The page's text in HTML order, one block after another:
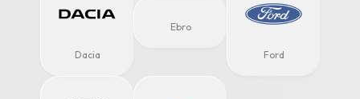
Dacia
Ebro
Ford